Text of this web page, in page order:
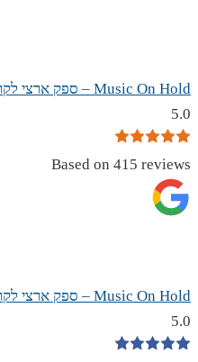
Music On Hold – ספק ארצי לקריינות מקצועית
5.0
Based on 415 reviews
Music On Hold – ספק ארצי לקריינות מקצועית
5.0